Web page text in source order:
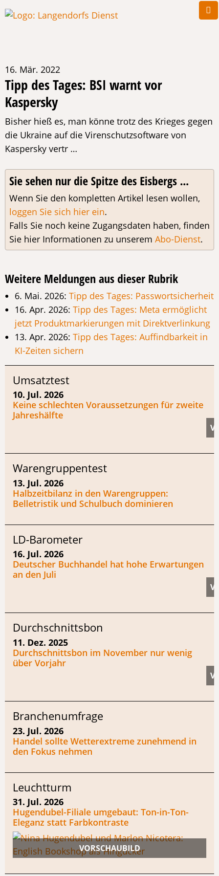
16. Mär. 2022
Tipp des Tages: BSI warnt vor
Kaspersky
Bisher hieß es, man könne trotz des Krieges gegen
die Ukraine auf die Virenschutzsoftware von
Kaspersky vertr …
Sie sehen nur die Spitze des Eisbergs ...
Wenn Sie den kompletten Artikel lesen wollen,
loggen Sie sich hier ein.
Falls Sie noch keine Zugangsdaten haben, finden
Sie hier Informationen zu unserem Abo-Dienst.
Weitere Meldungen aus dieser Rubrik
6. Mai. 2026: Tipp des Tages: Passwortsicherheit
16. Apr. 2026: Tipp des Tages: Meta ermöglicht
jetzt Produktmarkierungen mit Direktverlinkung
13. Apr. 2026: Tipp des Tages: Auffindbarkeit in
KI-Zeiten sichern
Umsatztest
10. Jul. 2026
Keine schlechten Voraussetzungen für zweite
Jahreshälfte
Warengruppentest
13. Jul. 2026
Halbzeitbilanz in den Warengruppen:
Belletristik und Schulbuch dominieren
LD-Barometer
16. Jul. 2026
Deutscher Buchhandel hat hohe Erwartungen
an den Juli
Durchschnittsbon
11. Dez. 2025
Durchschnittsbon im November nur wenig
über Vorjahr
Branchenumfrage
23. Jul. 2026
Handel sollte Wetterextreme zunehmend in
den Fokus nehmen
Leuchtturm
31. Jul. 2026
Hugendubel-Filiale umgebaut: Ton-in-Ton-
Eleganz statt Farbkontraste